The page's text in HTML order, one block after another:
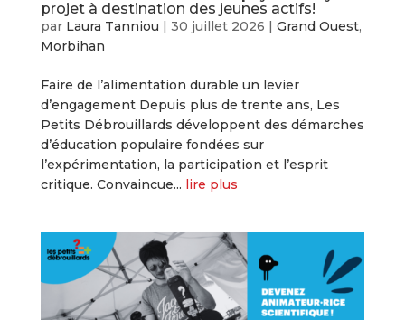
projet à destination des jeunes actifs!
par Laura Tanniou | 30 juillet 2026 | Grand Ouest,
Morbihan
Faire de l’alimentation durable un levier
d’engagement Depuis plus de trente ans, Les
Petits Débrouillards développent des démarches
d’éducation populaire fondées sur
l’expérimentation, la participation et l’esprit
critique. Convaincue... lire plus